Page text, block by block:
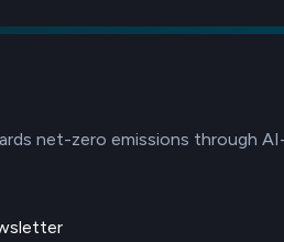
net-zero emissions through